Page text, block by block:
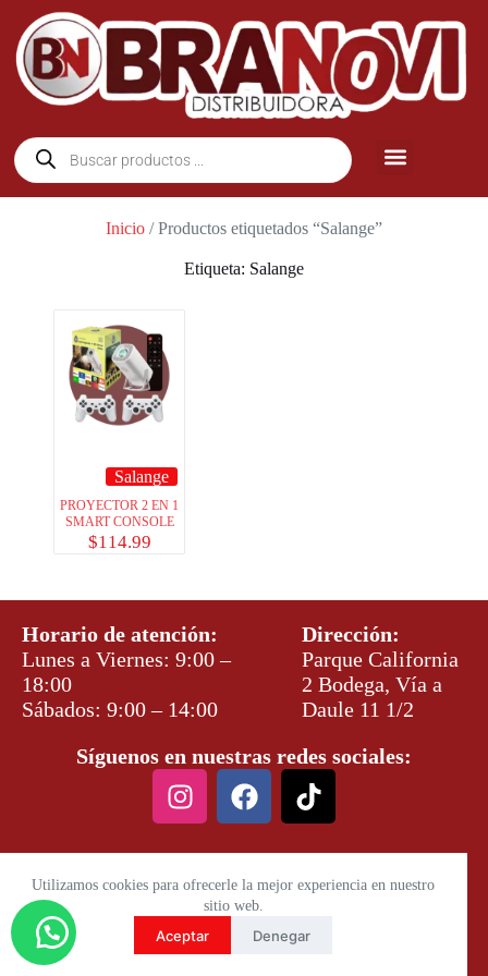
Utilizamos cookies para ofrecerle la mejor experiencia en nuestro
sitio web.
Aceptar Denegar
Inicio / Productos etiquetados “Salange”
Etiqueta: Salange
Salange
PROYECTOR 2 EN 1
SMART CONSOLE
$114.99
Horario de atención:
Lunes a Viernes: 9:00 –
18:00
Sábados: 9:00 – 14:00
Dirección:
Parque California
2 Bodega, Vía a
Daule 11 1/2
Síguenos en nuestras redes sociales: